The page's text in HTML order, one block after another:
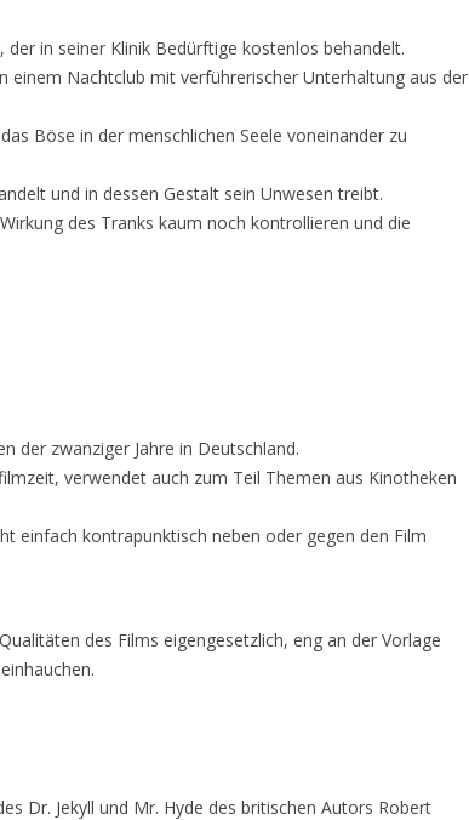
in seiner Klinik Bedürftige kostenlos behandelt.
einem Nachtclub mit verführerischer Unterhaltung aus der
Böse in der menschlichen Seele voneinander zu
und in dessen Gestalt sein Unwesen treibt.
des Tranks kaum noch kontrollieren und die
der zwanziger Jahre in Deutschland.
verwendet auch zum Teil Themen aus Kinotheken
einfach kontrapunktisch neben oder gegen den Film
des Films eigengesetzlich, eng an der Vorlage
Dr. Jekyll und Mr. Hyde des britischen Autors Robert